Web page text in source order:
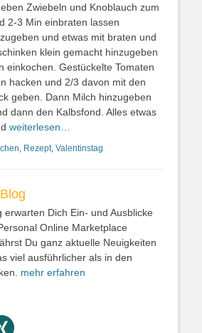
Zwiebeln und Knoblauch zum
2-3 Min einbraten lassen
und etwas mit braten und
klein gemacht hinzugeben
einkochen. Gestückelte Tomaten
hacken und 2/3 davon mit den
geben. Dann Milch hinzugeben
dann den Kalbsfond. Alles etwas
weiterlesen…
, Rezept, Valentinstag
erwarten Dich Ein- und Ausblicke
Online Marketplace
Du ganz aktuelle Neuigkeiten
viel ausführlicher als in den
mehr erfahren